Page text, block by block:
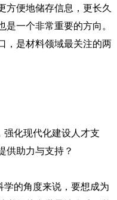
方便地储存信息，更长久
一个非常重要的方向。
，是材料领域最关注的两
强化现代化建设人才支
供助力与支持？
的角度来说，要想成为